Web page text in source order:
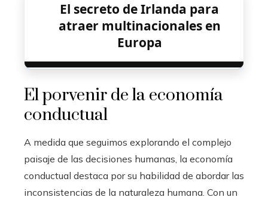
El secreto de Irlanda para
atraer multinacionales en
Europa
El porvenir de la economía
conductual
A medida que seguimos explorando el complejo
paisaje de las decisiones humanas, la economía
conductual destaca por su habilidad de abordar las
inconsistencias de la naturaleza humana. Con un